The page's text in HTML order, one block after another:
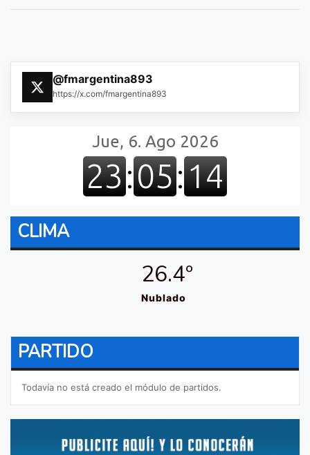
@fmargentina893
https://x.com/fmargentina893
CLIMA
26.4º
Nublado
PARTIDO
Todavía no está creado el módulo de partidos.